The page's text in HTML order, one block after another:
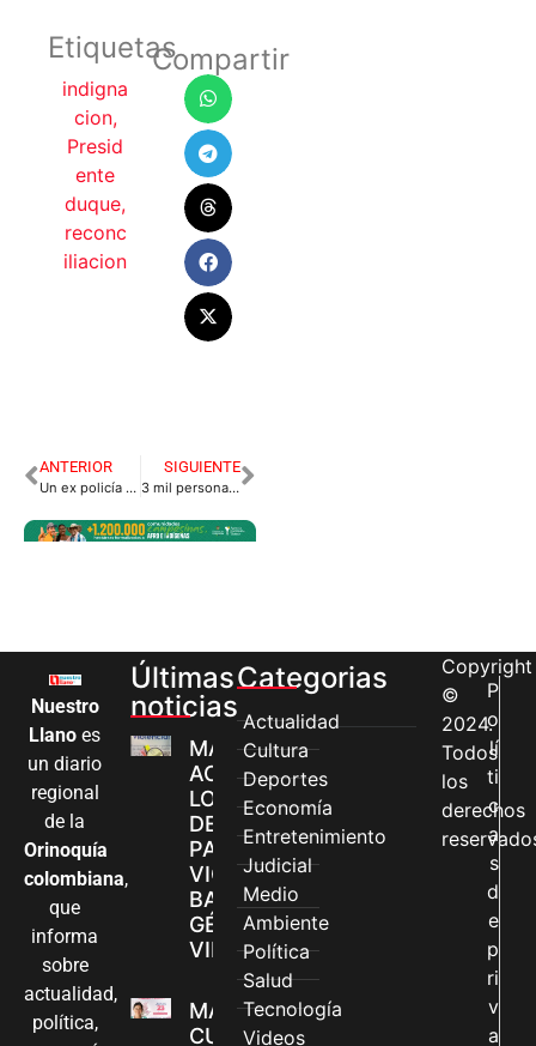
Etiquetas
indigna
cion,
Presid
ente
duque,
reconc
iliacion
Compartir
ANTERIOR
Un ex policía hacía parte de grupo de extorsionistas
SIGUIENTE
3 mil personas con procesos coactivos en el Meta, se acogerán a los beneficios de la gobernación.
Nuestro
Llano es
un diario
regional
de la
Orinoquía
colombiana,
que
informa
sobre
actualidad,
política,
Últimas
noticias
MÁS MUJERES
ACCEDEN A
LOS CANALES
DE ATENCIÓN
PARA
VIOLENCIAS
BASADAS EN
GÉNERO EN
VILLAVICENCIO
MADRES
CUIDADORAS
Categorias
Actualidad
Cultura
Deportes
Economía
Entretenimiento
Judicial
Medio
Ambiente
Política
Salud
Tecnología
Videos
Copyright
©
2024.
Todos
los
derechos
P
o
lí
ti
c
a
s
d
e
p
ri
v
a